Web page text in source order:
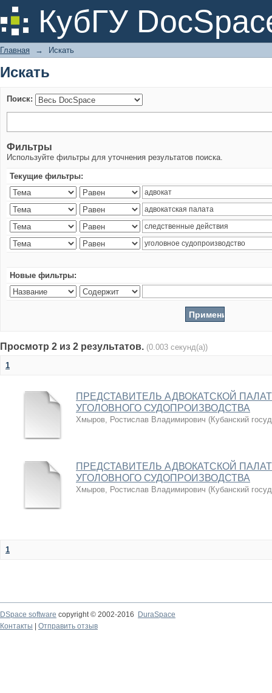
КубГУ
Искать
Главная → Искать
Искать
Поиск:
Фильтры
Используйте фильтры для уточнения результатов поиска.
Текущие фильтры:
Новые фильтры:
Просмотр 2 из 2 результатов. (0.003 секунд(а))
1
ПРЕДСТАВИТЕЛЬ АДВОКАТСКОЙ
УГОЛОВНОГО СУДОПРОИЗВОДСТВА
Хмыров, Ростислав Владимирович (Кубанский
ПРЕДСТАВИТЕЛЬ АДВОКАТСКОЙ
УГОЛОВНОГО СУДОПРОИЗВОДСТВА
Хмыров, Ростислав Владимирович (Кубанский
1
DSpace software copyright © 2002-2016
DuraSpace
Контакты
Отправить отзыв